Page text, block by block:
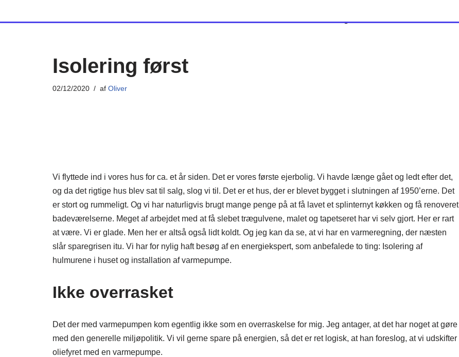
Isolering først
02/12/2020 af Oliver
Vi flyttede ind i vores hus for ca. et år siden. Det er vores første ejerbolig. Vi havde længe gået og ledt efter det,
og da det rigtige hus blev sat til salg, slog vi til. Det er et hus, der er blevet bygget i slutningen af 1950’erne. Det
er stort og rummeligt. Og vi har naturligvis brugt mange penge på at få lavet et splinternyt køkken og få renoveret
badeværelserne. Meget af arbejdet med at få slebet trægulvene, malet og tapetseret har vi selv gjort. Her er rart
at være. Vi er glade. Men her er altså også lidt koldt. Og jeg kan da se, at vi har en varmeregning, der næsten
slår sparegrisen itu. Vi har for nylig haft besøg af en energiekspert, som anbefalede to ting: Isolering af
hulmurene i huset og installation af varmepumpe.
Ikke overrasket
Det der med varmepumpen kom egentlig ikke som en overraskelse for mig. Jeg antager, at det har noget at gøre
med den generelle miljøpolitik. Vi vil gerne spare på energien, så det er ret logisk, at han foreslog, at vi udskifter
oliefyret med en varmepumpe.